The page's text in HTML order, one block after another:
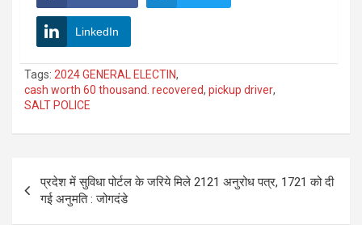
LinkedIn
Tags: 2024 GENERAL ELECTIN,
cash worth 60 thousand. recovered, pickup driver,
SALT POLICE
navigation
प्रदेश में सुविधा पोर्टल के जरिये मिले 2121 अनुरोध पत्र, 1721 को दी
गई अनुमति : जोगदंडे